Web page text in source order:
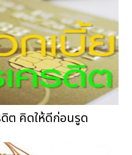
ต คิดให้ดีก่อนรูด